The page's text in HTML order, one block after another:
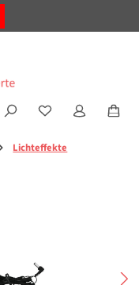
Lichteffekte